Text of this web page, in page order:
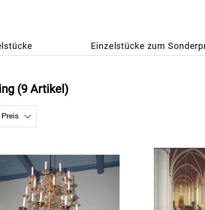
Einzelstücke zum
(9 Artikel)
Preis